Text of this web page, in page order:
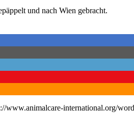
und nach Wien gebracht.
www.animalcare-international.org/